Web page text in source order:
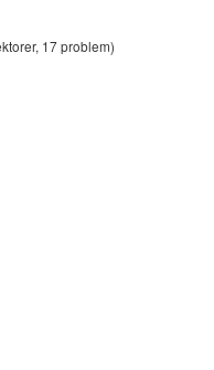
17 problem)